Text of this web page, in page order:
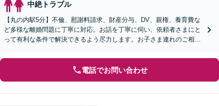
中絶トラブル
【丸の内駅5分】不倫、慰謝料請求、財産分与、DV、親権、養育費な
ど多様な離婚問題に丁寧に対応。お話を丁寧に伺い、依頼者さまにと
って有利な条件で解決できるよう尽力します。お子さま連れのご相談
電話でお問い合わせ